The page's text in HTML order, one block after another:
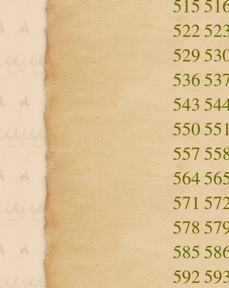
515
522
529
536
543
550
557
564
571
578
585
592